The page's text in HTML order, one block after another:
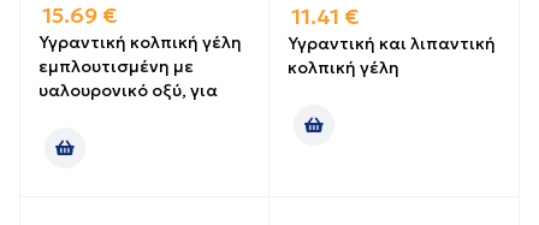
15.69 €
Υγραντική κολπική γέλη
εμπλουτισμένη με
υαλουρονικό οξύ, για
11.41 €
Υγραντική και λιπαντική
κολπική γέλη